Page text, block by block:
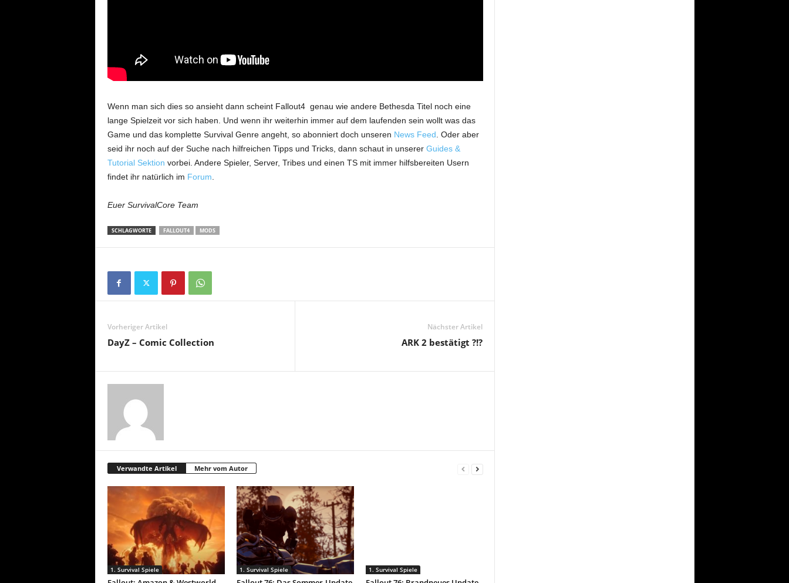
Wenn man sich dies so ansieht dann scheint Fallout4 genau wie andere Bethesda Titel noch eine
lange Spielzeit vor sich haben. Und wenn ihr weiterhin immer auf dem laufenden sein wollt was das
Game und das komplette Survival Genre angeht, so abonniert doch unseren News Feed . Oder aber
seid ihr noch auf der Suche nach hilfreichen Tipps und Tricks, dann schaut in unserer Guides &
Tutorial Sektion vorbei. Andere Spieler, Server, Tribes und einen TS mit immer hilfsbereiten Usern
findet ihr natürlich im Forum
Euer SurvivalCore Team
SCHLAGWORTE FALLOUT4 MODS
Vorheriger Artikel
DayZ – Comic Collection
Nächster Artikel
ARK 2 bestätigt ?!?
Verwandte Artikel Mehr vom Autor
1. Survival Spiele 1. Survival Spiele 1. Survival Spiele